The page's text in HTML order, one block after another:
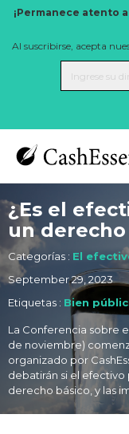
¡Permanece atento
Al suscribirse, acepta
¿Es el
un derecho
Categorías : El
September 29, 2023
Etiquetas : Bien
La Conferencia sobre
de noviembre)
organizado por
debatirán si el
derecho básico, y las